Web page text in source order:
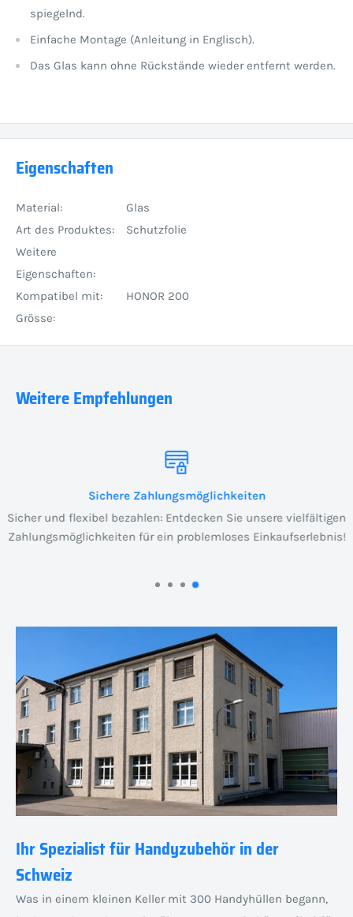
spiegelnd.
Einfache Montage (Anleitung in Englisch).
Das Glas kann ohne Rückstände wieder entfernt werden.
Eigenschaften
Material:
Glas
Art des Produktes:
Schutzfolie
Weitere
Eigenschaften:
Kompatibel mit:
HONOR 200
Grösse:
Weitere Empfehlungen
Sichere Zahlungsmöglichkeiten
Sicher und flexibel bezahlen: Entdecken Sie unsere vielfältigen
Zahlungsmöglichkeiten für ein problemloses Einkaufserlebnis!
Ihr Spezialist für Handyzubehör in der
Schweiz
Was in einem kleinen Keller mit 300 Handyhüllen begann,